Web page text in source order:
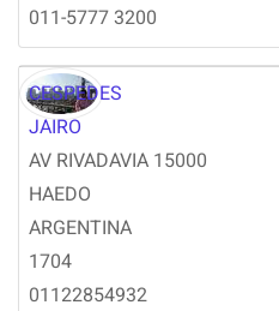
011-5777 3200
CESPEDES
JAIRO
AV RIVADAVIA 15000
HAEDO
ARGENTINA
1704
01122854932